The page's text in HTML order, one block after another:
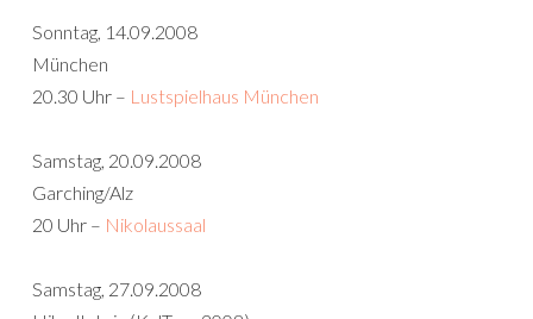
Sonntag, 14.09.2008
München
20.30 Uhr – Lustspielhaus München
Samstag, 20.09.2008
Garching/Alz
20 Uhr – Nikolaussaal
Samstag, 27.09.2008